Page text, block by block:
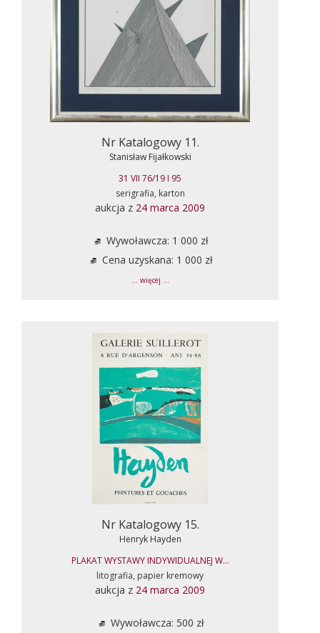
Nr Katalogowy 11.
Stanisław Fijałkowski
31 VII 76/19 I 95
serigrafia, karton
aukcja z 24 marca 2009
Wywoławcza: 1 000 zł
Cena uzyskana: 1 000 zł
... więcej ...
Nr Katalogowy 15.
Henryk Hayden
PLAKAT WYSTAWY INDYWIDUALNEJ W...
litografia, papier kremowy
aukcja z 24 marca 2009
Wywoławcza: 500 zł